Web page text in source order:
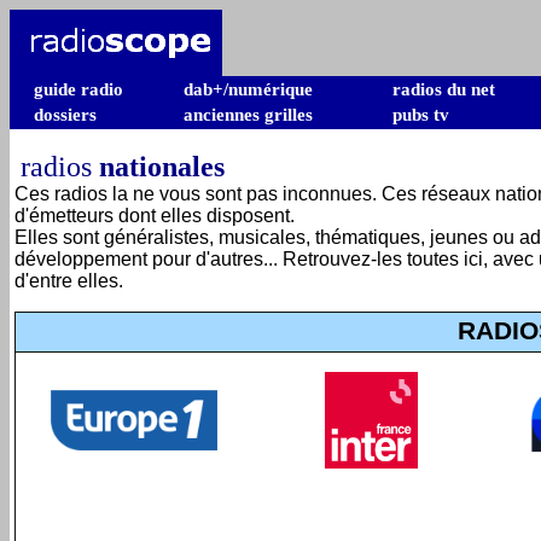
guide radio dab+/numérique
radios du net
dossiers
anciennes grilles pubs tv
radios nationales
Ces radios la ne vous sont pas inconnues. Ces réseaux
d'émetteurs dont elles disposent.
Elles sont généralistes, musicales, thématiques, jeunes ou
développement pour d'autres... Retrouvez-les toutes ici,
d'entre elles.